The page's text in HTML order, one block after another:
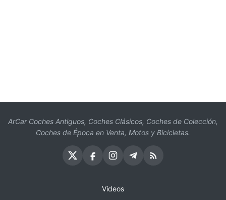
ArCar Coches Antiguos, Coches Clásicos, Coches de Colección,
Coches de Época en Venta, Motos y Bicicletas.
Videos